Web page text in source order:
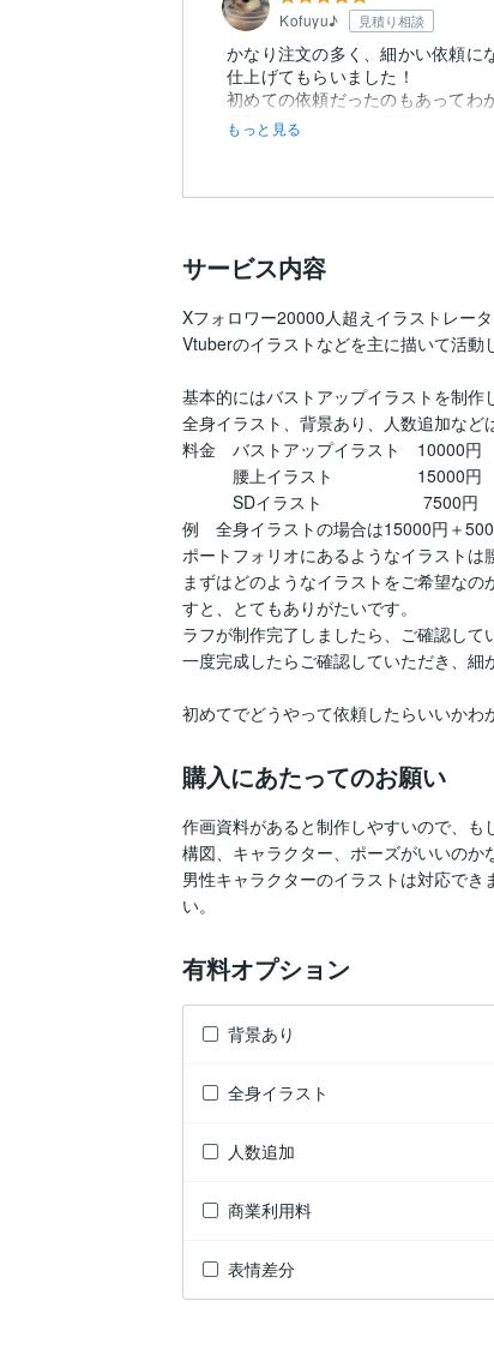
Kofuyu♪ 見積り相談
かなり注文の多く、細かい依頼に
仕上げてもらいました！
初めての依頼だったのもあってわ
段階をおいて細かく確認してくだ
もっと見る
サービス内容
Xフォロワー20000人超えイラストレー
Vtuberのイラストなどを主に描いて活動
基本的にはバストアップイラストを制作
全身イラスト、背景あり、人数追加など
料金　バストアップイラスト　10000円
腰上イラスト　　　　　15000円
SDイラスト　　　　　　7500円
例　全身イラストの場合は15000円＋
ポートフォリオにあるようなイラストは
まずはどのようなイラストをご希望な
すと、とてもありがたいです。
ラフが制作完了しましたら、ご確認して
一度完成したらご確認していただき、細
初めてでどうやって依頼したらいいかわ
購入にあたってのお願い
作画資料があると制作しやすいので、
構図、キャラクター、ポーズがいいのか
男性キャラクターのイラストは対応で
い。
有料オプション
背景あり
全身イラスト
人数追加
商業利用料
表情差分